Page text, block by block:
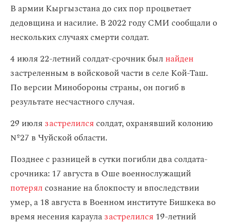
В армии Кыргызстана до сих пор процветает
дедовщина и насилие. В 2022 году СМИ сообщали о
нескольких случаях смерти солдат.
4 июля 22-летний солдат-срочник был найден
застреленным в войсковой части в селе Кой-Таш.
По версии Минобороны страны, он погиб в
результате несчастного случая.
29 июля застрелилсясолдат, охранявший колонию
№27 в Чуйской области.
Позднее с разницей в сутки погибли два солдата-
срочника: 17 августа в Оше военнослужащий
потерялсознание на блокпосту и впоследствии
умер, а 18 августа в Военном институте Бишкека во
время несения караулазастрелился 19-летний